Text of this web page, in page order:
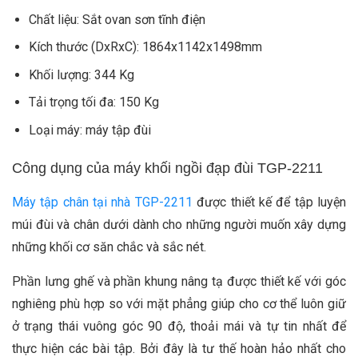
Chất liệu: Sắt ovan sơn tĩnh điện
Kích thước (DxRxC): 1864x1142x1498mm
Khối lượng: 344 Kg
Tải trọng tối đa: 150 Kg
Loại máy: máy tập đùi
Công dụng của máy khối ngồi đạp đùi TGP-2211
Máy tập chân tại nhà TGP-2211 được thiết kế để tập luyện
múi đùi và chân dưới dành cho những người muốn xây dựng
những khối cơ săn chắc và sắc nét.
Phần lưng ghế và phần khung nâng tạ được thiết kế với góc
nghiêng phù hợp so với mặt phẳng giúp cho cơ thể luôn giữ
ở trạng thái vuông góc 90 độ, thoải mái và tự tin nhất để
thực hiện các bài tập. Bởi đây là tư thế hoàn hảo nhất cho